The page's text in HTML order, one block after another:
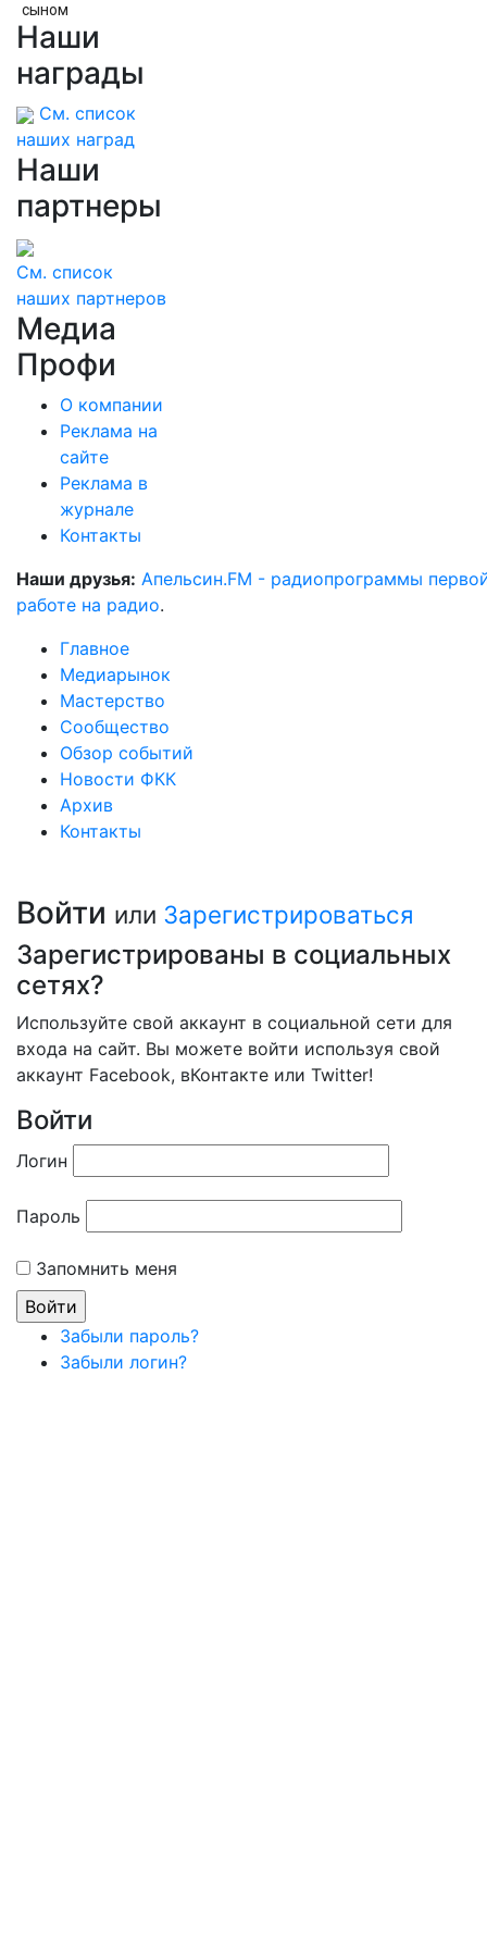
сыном
Наши
награды
См. список
наших наград
Наши
партнеры
См. список
наших партнеров
Медиа
Профи
О компании
Реклама на
сайте
Реклама в
журнале
Контакты
Наши друзья: Апельсин.FM - радиопрограммы
работе на радио.
Главное
Медиарынок
Мастерство
Сообщество
Обзор событий
Новости ФКК
Архив
Контакты
Войти или Зарегистрироваться
Зарегистрированы в социальных
сетях?
Используйте свой аккаунт в социальной сети для
входа на сайт. Вы можете войти используя свой
аккаунт Facebook, вКонтакте или Twitter!
Войти
Логин
Пароль
Запомнить меня
Забыли пароль?
Забыли логин?